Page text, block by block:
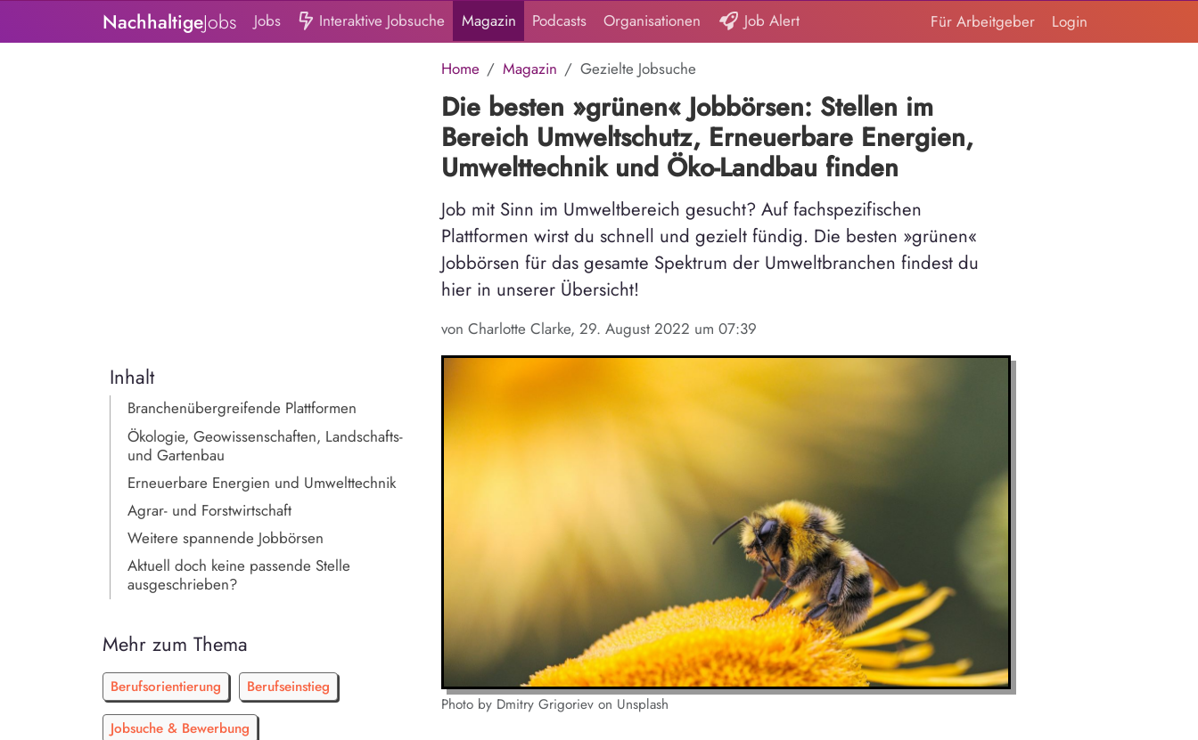
NachhaltigeJobs Jobs Interaktive Jobsuche Magazin Podcasts Organisationen Job Alert Für Arbeitgeber Login
Home Magazin Gezielte Jobsuche
Die besten »grünen« Jobbörsen: Stellen im
Bereich Umweltschutz, Erneuerbare Energien,
Umwelttechnik und Öko-Landbau finden
Job mit Sinn im Umweltbereich gesucht? Auf fachspezifischen
Plattformen wirst du schnell und gezielt fündig. Die besten »grünen«
Jobbörsen für das gesamte Spektrum der Umweltbranchen findest du
hier in unserer Übersicht!
von Charlotte Clarke, 29. August 2022 um 07:39
Inhalt
Branchenübergreifende Plattformen
Ökologie, Geowissenschaften, Landschafts-
und Gartenbau
Erneuerbare Energien und Umwelttechnik
Agrar- und Forstwirtschaft
Weitere spannende Jobbörsen
Aktuell doch keine passende Stelle
ausgeschrieben?
Mehr zum Thema
Berufsorientierung Berufseinstieg
Jobsuche & Bewerbung
Photo by Dmitry Grigoriev on Unsplash